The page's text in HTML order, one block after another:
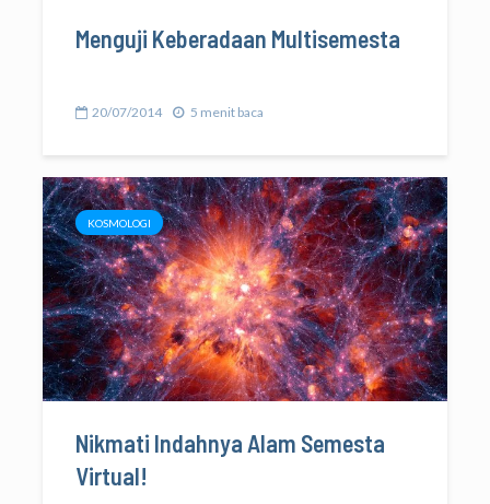
Menguji Keberadaan Multisemesta
20/07/2014 5 menit baca
KOSMOLOGI
Nikmati Indahnya Alam Semesta
Virtual!